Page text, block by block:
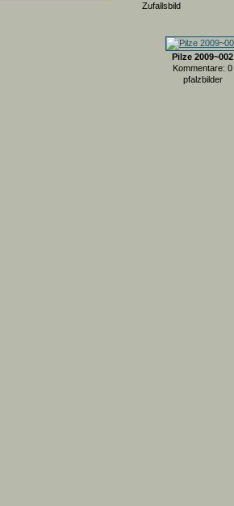
Zufallsbild
Pilze 2009~002
Kommentare: 0
pfalzbilder